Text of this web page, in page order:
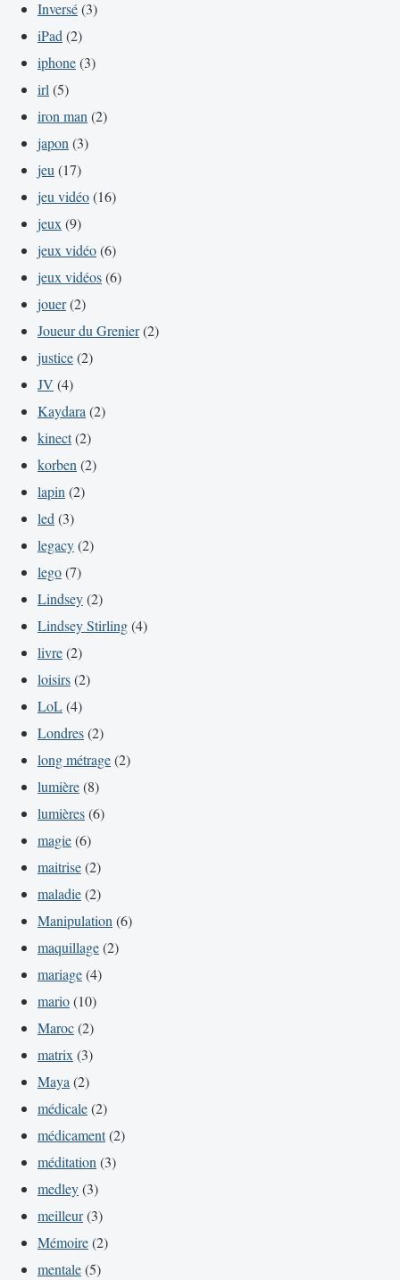
Inversé(3)
iPad (2)
iphone(3)
irl (5)
iron man (2)
japon (3)
jeu (17)
jeu vidéo(16)
jeux (9)
jeux vidéo(6)
jeux vidéos(6)
jouer(2)
Joueur du Grenier(2)
justice(2)
JV (4)
Kaydara (2)
kinect(2)
korben (2)
lapin (2)
led (3)
legacy(2)
lego(7)
Lindsey(2)
Lindsey Stirling(4)
livre(2)
loisirs(2)
LoL(4)
Londres(2)
long métrage(2)
lumière(8)
lumières(6)
magie(6)
maitrise(2)
maladie(2)
Manipulation (6)
maquillage(2)
mariage(4)
mario(10)
Maroc(2)
matrix (3)
Maya (2)
médicale(2)
médicament(2)
méditation (3)
medley(3)
meilleur(3)
Mémoire(2)
mentale(5)